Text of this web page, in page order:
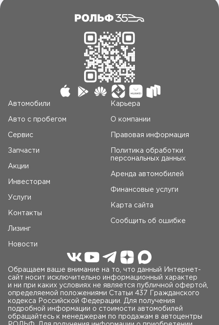
Автомобили
Авто c пробегом
Сервис
Запчасти
Акции
Инвесторам
Услуги
Контакты
Лизинг
Новости
Карьера
О компании
Правовая информация
Политика обработки
персональных данных
Аренда автомобилей
Финансовые услуги
Карта сайта
Сообщить об ошибке
Обращаем ваше внимание на то, что данный Интернет-
сайт носит исключительно информационный характер
и ни при каких условиях не является публичной офертой,
определяемой положениями Статьи 437 Гражданского
кодекса Российской Федерации. Для получения
подробной информации о стоимости автомобилей
обращайтесь к менеджерам по продажам в автоцентры